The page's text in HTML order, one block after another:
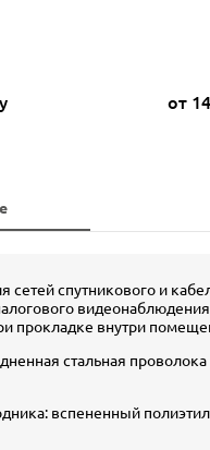
от
сетей спутникового и
прокладке внутри
стальная проволока
вспененный